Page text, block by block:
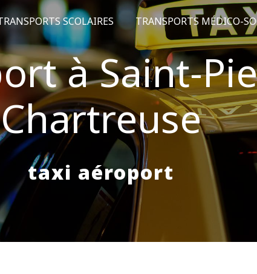
SCOLAIRES TRANSPORTS MÉDICO-
à Saint-
Chartreuse
taxi aéroport